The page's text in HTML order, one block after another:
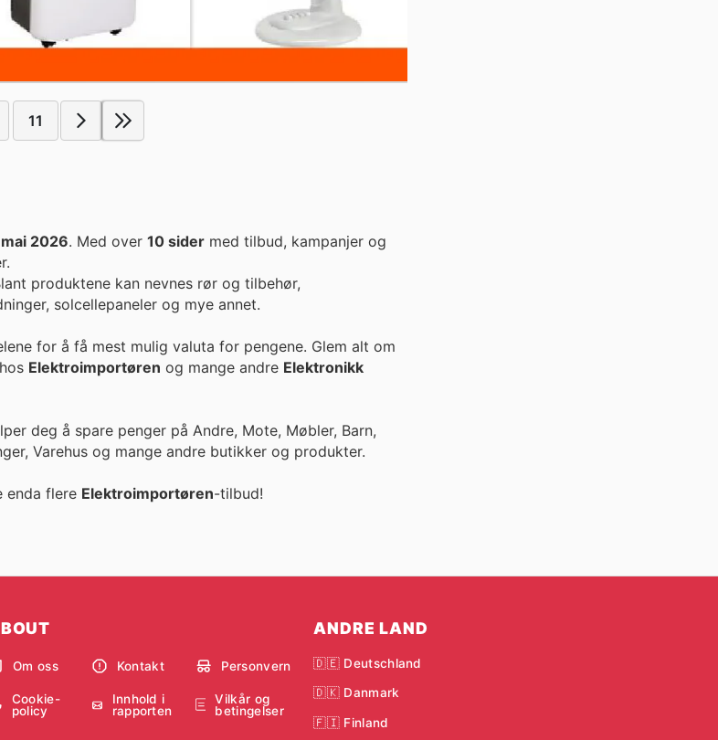
11
mai 2026. Med over 10 sider med tilbud, kampanjer og
produktene kan nevnes rør og tilbehør,
solcellepaneler og mye annet.
for å få mest mulig valuta for pengene. Glem alt om
hos Elektroimportøren og mange andre Elektronikk
deg å spare penger på Andre, Mote, Møbler, Barn,
Varehus og mange andre butikker og produkter.
enda flere Elektroimportøren-tilbud!
Om oss Kontakt Personvern
Cookie-
policy
Innhold i
rapporten
Vilkår og
betingelser
ANDRE LAND
🇩🇪 Deutschland
🇩🇰 Danmark
🇫🇮 Finland